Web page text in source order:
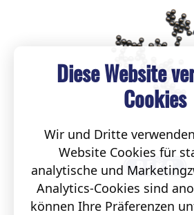
Diese Website
Cookies
Wir und Dritte
Website Cookies für
analytische und
Analytics-Cookies sind
können Ihre Präferenzen